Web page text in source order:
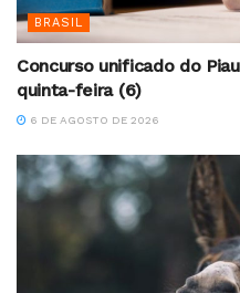
BRASIL
Concurso unificado do
quinta-feira (6)
6 DE AGOSTO DE 2026